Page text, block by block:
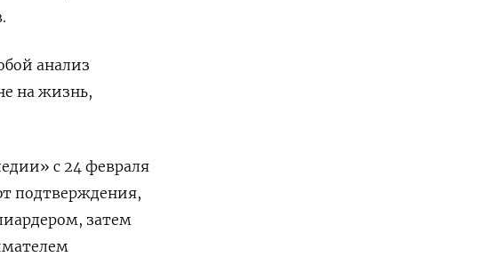
анализ
на жизнь,
с 24 февраля
подтверждения,
затем